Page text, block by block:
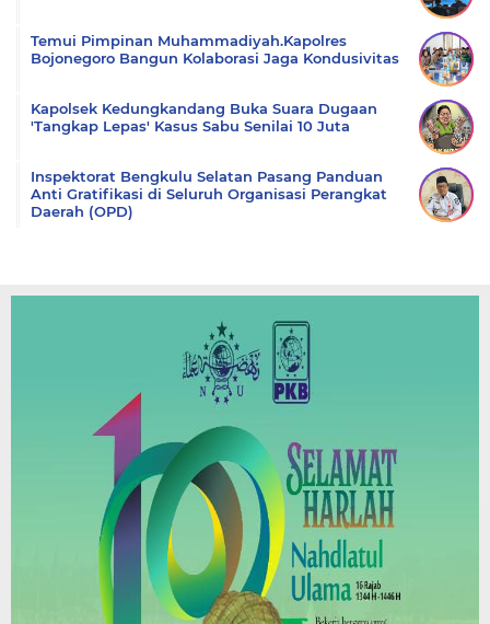
Temui Pimpinan Muhammadiyah.Kapolres
Bojonegoro Bangun Kolaborasi Jaga Kondusivitas
Kapolsek Kedungkandang Buka Suara Dugaan
'Tangkap Lepas' Kasus Sabu Senilai 10 Juta
Inspektorat Bengkulu Selatan Pasang Panduan
Anti Gratifikasi di Seluruh Organisasi Perangkat
Daerah (OPD)